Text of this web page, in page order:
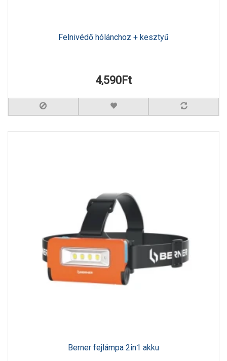
Felnivédő hólánchoz + kesztyű
4,590Ft
Berner fejlámpa 2in1 akku